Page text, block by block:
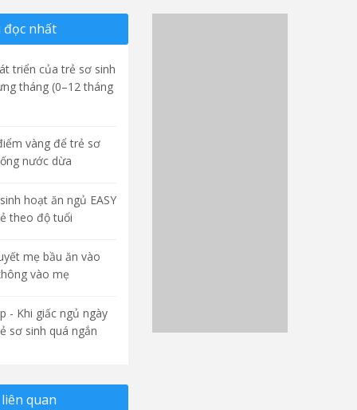
nhất
triển của trẻ sơ sinh
tháng (0–12 tháng
vàng để trẻ sơ
nước dừa
hoạt ăn ngủ EASY
theo độ tuổi
mẹ bầu ăn vào
vào mẹ
- Khi giấc ngủ ngày
sơ sinh quá ngắn
quan